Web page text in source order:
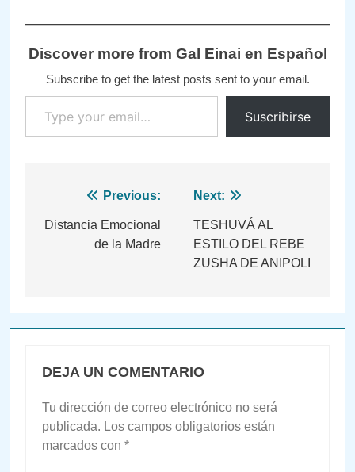
Discover more from Gal Einai en Español
Subscribe to get the latest posts sent to your email.
Type your email…
Suscribirse
Navegación
de
Previous:
Distancia Emocional
de la Madre
Next:
TESHUVÁ AL
ESTILO DEL REBE
ZUSHA DE ANIPOLI
DEJA UN COMENTARIO
Tu dirección de correo electrónico no será
publicada. Los campos obligatorios están
marcados con *